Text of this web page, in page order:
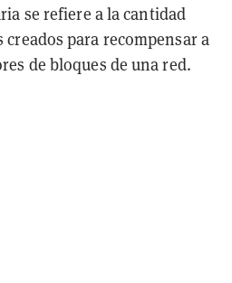
se refiere a la cantidad
para recompensar a
de bloques de una red.